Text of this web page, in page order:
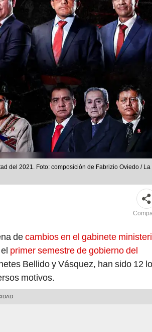
del 2021. Foto: composición de Fabrizio Oviedo / La
decambios en el gabinete
primer semestre de gobierno del
Bellido y Vásquez, han sido 12
motivos.